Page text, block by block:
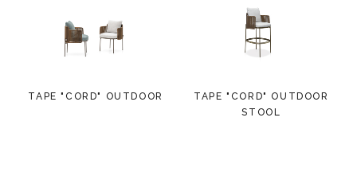
TAPE "CORD" OUTDOOR
TAPE "CORD" OUTDOOR
STOOL